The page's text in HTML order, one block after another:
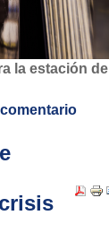
la estación de